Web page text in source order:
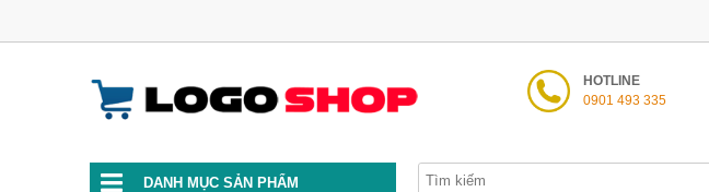
HOTLINE
0901 493 335
DANH MỤC SẢN PHẨM